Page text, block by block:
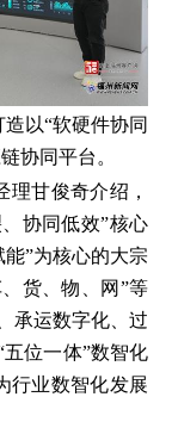
以“软硬件协同
协同平台。
甘俊奇介绍，
协同低效”核心
”为核心的大宗
货、物、网”等
承运数字化、过
位一体”数智化
行业数智化发展